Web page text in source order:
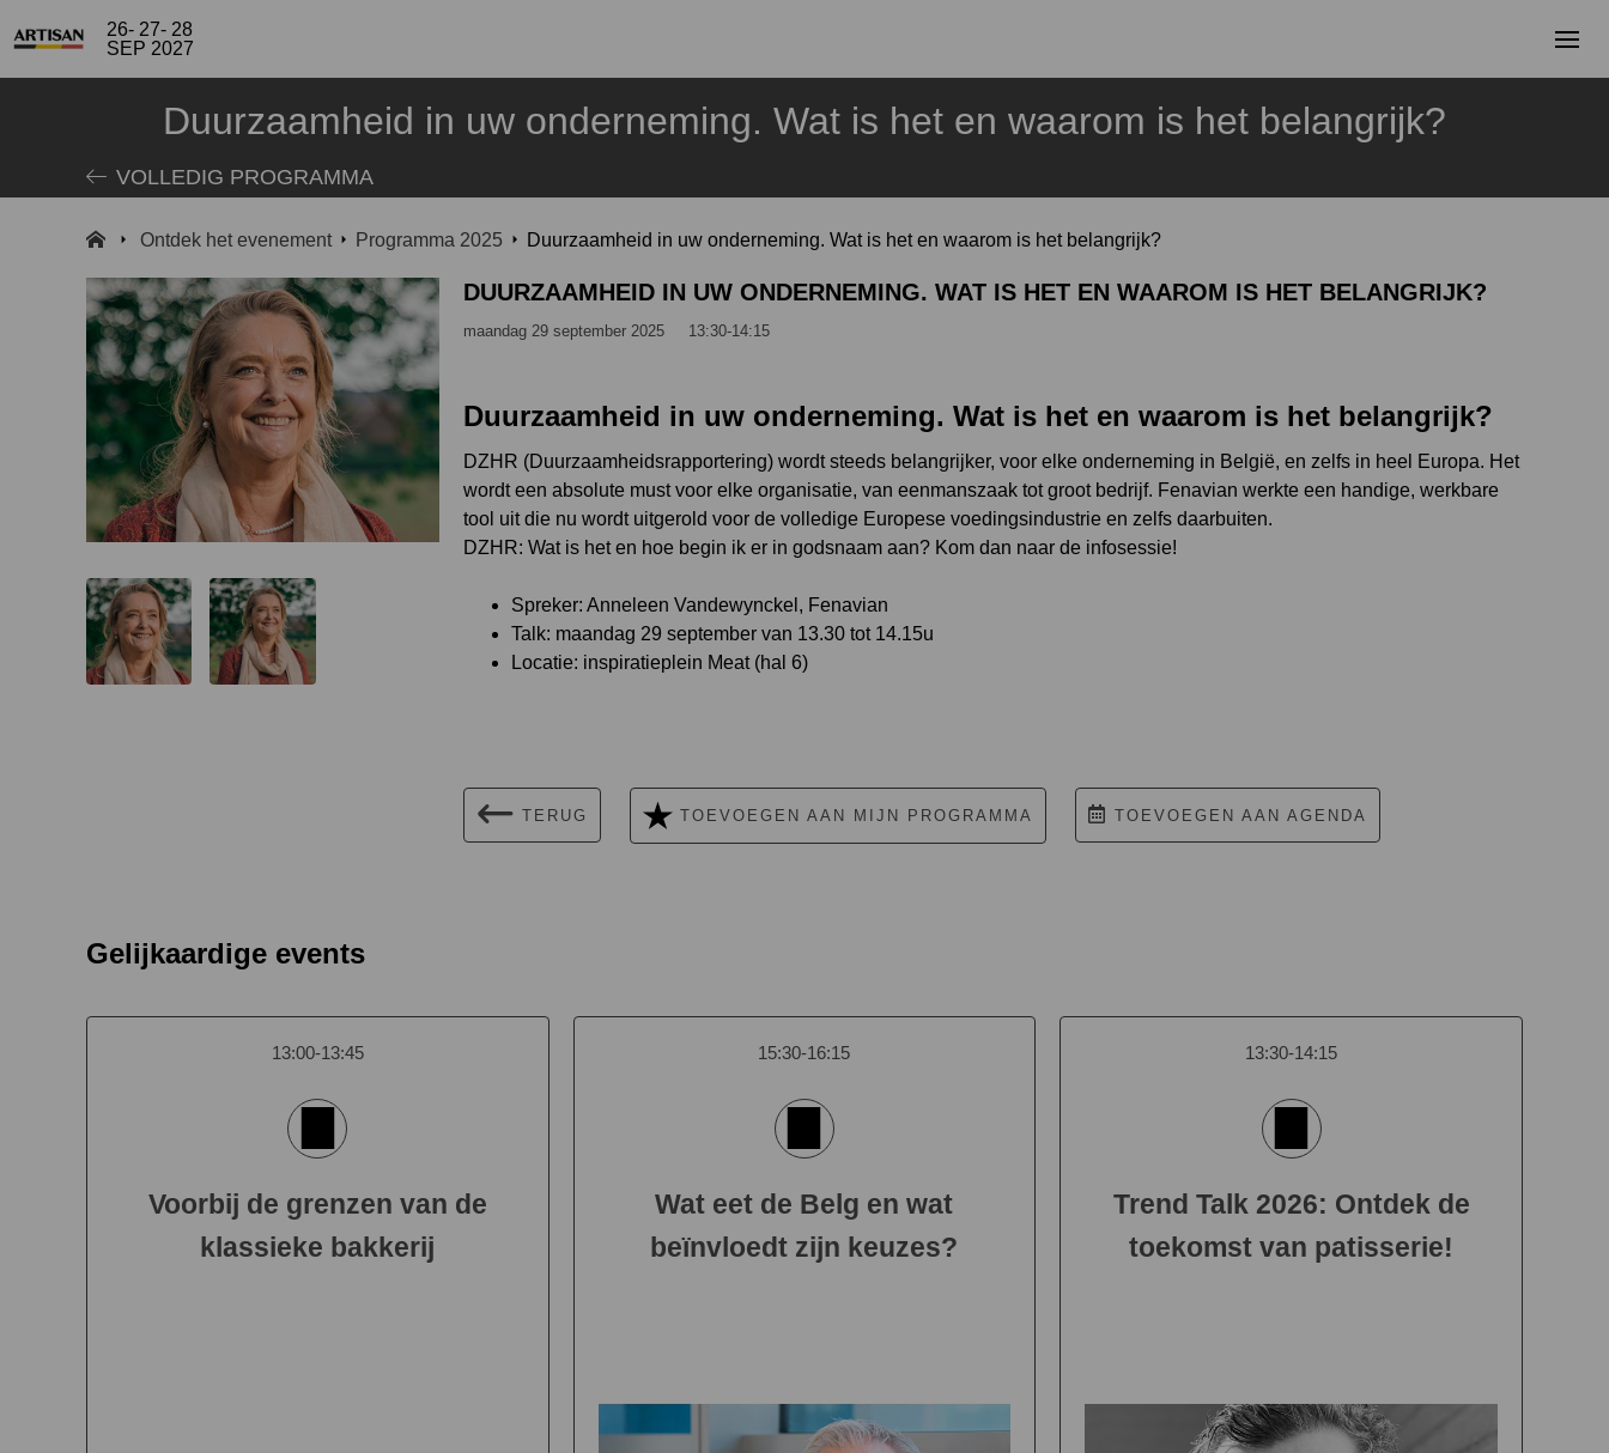
26- 27- 28
SEP 2027
Duurzaamheid in uw onderneming. Wat is het en waarom is het belangrijk?
VOLLEDIG PROGRAMMA
Ontdek het evenement Programma 2025 Duurzaamheid in uw onderneming. Wat is het en waarom is het belangrijk?
DUURZAAMHEID IN UW ONDERNEMING. WAT IS HET EN WAAROM IS HET BELANGRIJK?
maandag 29 september 2025 13:30-14:15
Duurzaamheid in uw onderneming. Wat is het en waarom is het belangrijk?
DZHR (Duurzaamheidsrapportering) wordt steeds belangrijker, voor elke onderneming in België, en zelfs in heel Europa. Het
wordt een absolute must voor elke organisatie, van eenmanszaak tot groot bedrijf. Fenavian werkte een handige, werkbare
tool uit die nu wordt uitgerold voor de volledige Europese voedingsindustrie en zelfs daarbuiten.
DZHR: Wat is het en hoe begin ik er in godsnaam aan? Kom dan naar de infosessie!
Spreker: Anneleen Vandewynckel, Fenavian
Talk: maandag 29 september van 13.30 tot 14.15u
Locatie: inspiratieplein Meat (hal 6)
TERUG TOEVOEGEN AAN MIJN PROGRAMMA TOEVOEGEN AAN AGENDA
Gelijkaardige events
13:00-13:45
Voorbij de grenzen van de
klassieke bakkerij
15:30-16:15
Wat eet de Belg en wat
beïnvloedt zijn keuzes?
13:30-14:15
Trend Talk 2026: Ontdek de
toekomst van patisserie!